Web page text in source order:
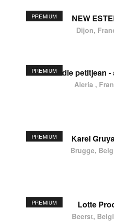
PREMIUM NEW
Dijon,
PREMIUMelodie petitjean -
Aleria ,
PREMIUM Karel
Brugge,
PREMIUM Lotte
Beerst,